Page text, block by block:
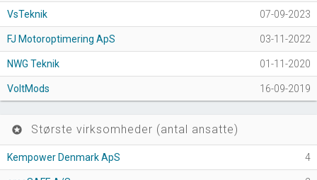
VsTeknik 07-09-2023
FJ Motoroptimering ApS 03-11-2022
NWG Teknik 01-11-2020
VoltMods 16-09-2019
stars Største virksomheder (antal ansatte)
Kempower Denmark ApS 4